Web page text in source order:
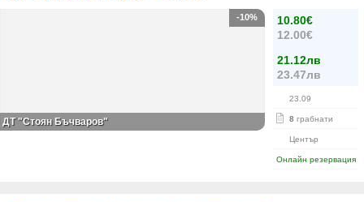
10.80€
12.00€
21.12лв
23.47лв
23.09
8 грабнати
Център
Онлайн резервация
-10%
ДТ "Стоян Бъчваров"